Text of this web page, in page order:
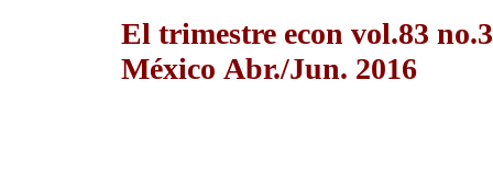
El trimestre econ vol.83
México Abr./Jun. 2016